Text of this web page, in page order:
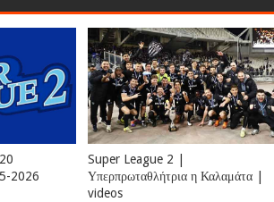
2026
Super League 2 |
Υπερπρωταθλήτρια η Καλαμάτα |
videos